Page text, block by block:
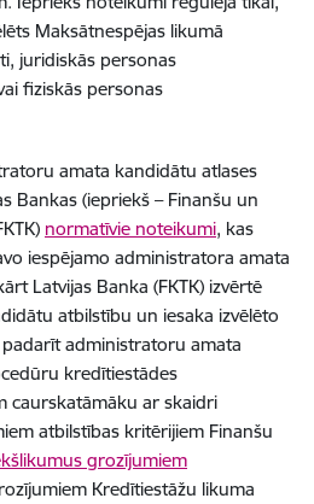
Maksātnespējas likumā
juridiskās personas
fiziskās personas
amata kandidātu atlases
Bankas (iepriekš – Finanšu un
normatīvie noteikumi, kas
iespējamo administratora amata
Latvijas Banka (FKTK) izvērtē
atbilstību un iesaka izvēlēto
administratoru amata
kredītiestādes
caurskatāmāku ar skaidri
atbilstības kritērijiem Finanšu
grozījumiem
Kredītiestāžu likuma